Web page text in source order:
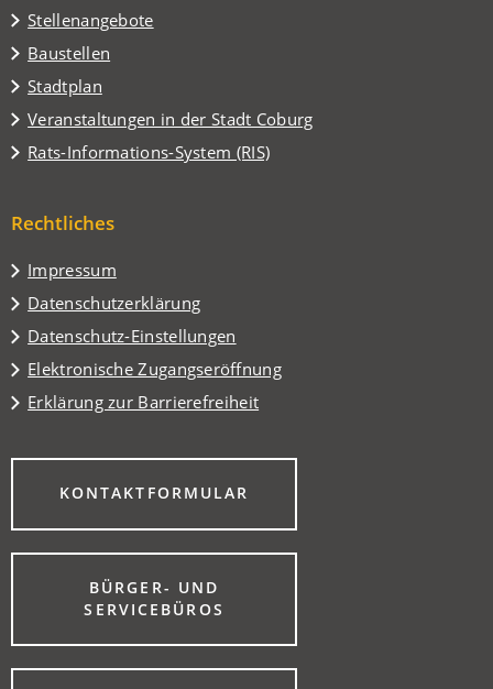
Stellenangebote
Baustellen
Stadtplan
(Öffnet
in
einem
neuen
Veranstaltungen in der Stadt Coburg
(Öffnet
in
einem
Tab)
Rats-Informations-System (RIS)
(Öffnet
neuen
Rechtliches
Impressum
Datenschutzerklärung
Datenschutz-Einstellungen
Elektronische Zugangseröffnung
Erklärung zur Barrierefreiheit
KONTAKTFORMULAR
(ÖFFNET
EINEM
NEUEN
BÜRGER- UND
SERVICEBÜROS
(ÖFFNET
EINEM
NEUEN